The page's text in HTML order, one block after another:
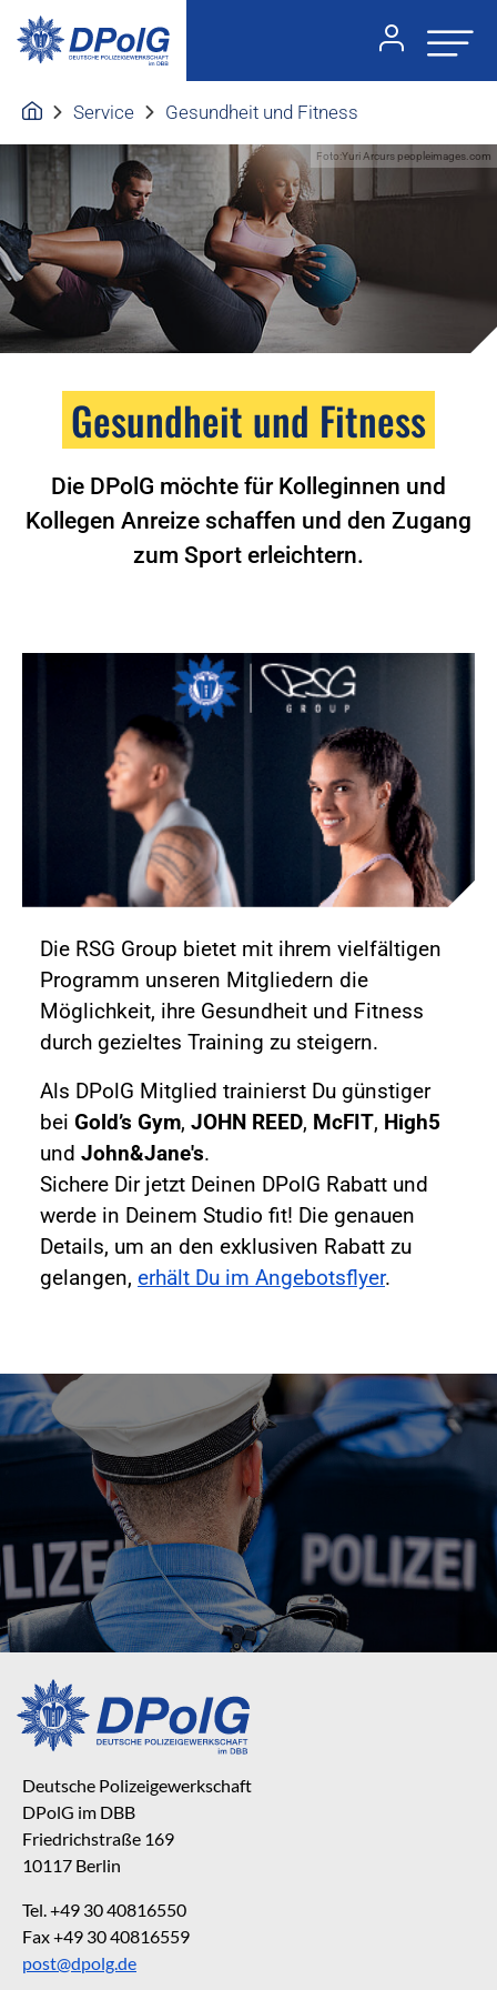
Service Gesundheit und Fitness
Foto:Yuri Arcurs peopleimages.com
Gesundheit und Fitness
Die DPolG möchte für Kolleginnen und
Kollegen Anreize schaffen und den Zugang
zum Sport erleichtern.
Die RSG Group bietet mit ihrem vielfältigen
Programm unseren Mitgliedern die
Möglichkeit, ihre Gesundheit und Fitness
durch gezieltes Training zu steigern.
Als DPolG Mitglied trainierst Du günstiger
bei Gold’s Gym, JOHN REED, McFIT, High5
und John&Jane's.
Sichere Dir jetzt Deinen DPolG Rabatt und
werde in Deinem Studio fit! Die genauen
Details, um an den exklusiven Rabatt zu
gelangen, erhält Du im Angebotsflyer.
Deutsche Polizeigewerkschaft
DPolG im DBB
Friedrichstraße 169
10117 Berlin
Tel. +49 30 40816550
Fax +49 30 40816559
post@dpolg.de